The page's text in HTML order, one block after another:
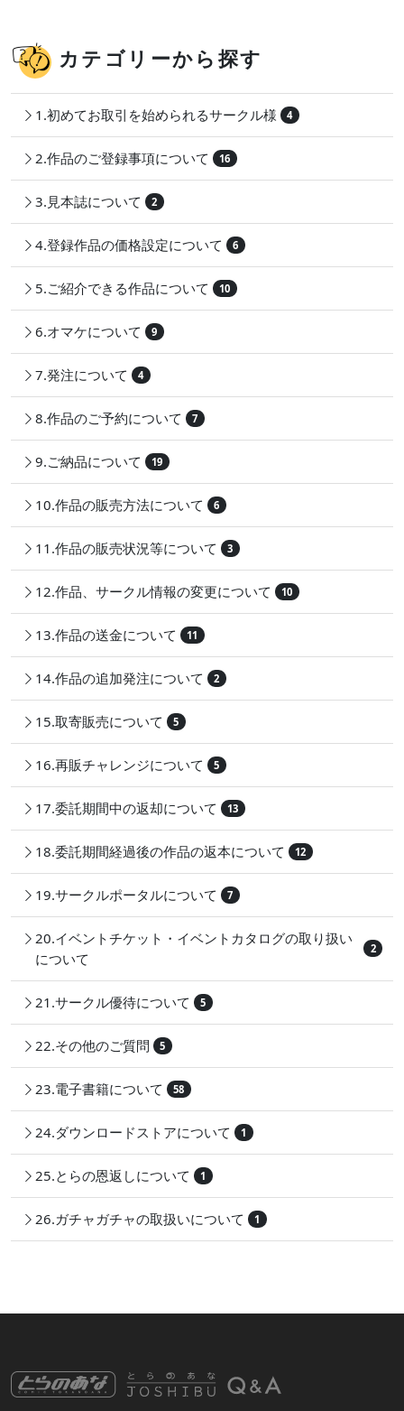
カテゴリーから探す
1.初めてお取引を始められるサークル様 4
2.作品のご登録事項について 16
3.見本誌について 2
4.登録作品の価格設定について 6
5.ご紹介できる作品について 10
6.オマケについて 9
7.発注について 4
8.作品のご予約について 7
9.ご納品について 19
10.作品の販売方法について 6
11.作品の販売状況等について 3
12.作品、サークル情報の変更について 10
13.作品の送金について 11
14.作品の追加発注について 2
15.取寄販売について 5
16.再販チャレンジについて 5
17.委託期間中の返却について 13
18.委託期間経過後の作品の返本について 12
19.サークルポータルについて 7
20.イベントチケット・イベントカタログの取り扱い
について
2
21.サークル優待について 5
22.その他のご質問 5
23.電子書籍について 58
24.ダウンロードストアについて 1
25.とらの恩返しについて 1
26.ガチャガチャの取扱いについて 1